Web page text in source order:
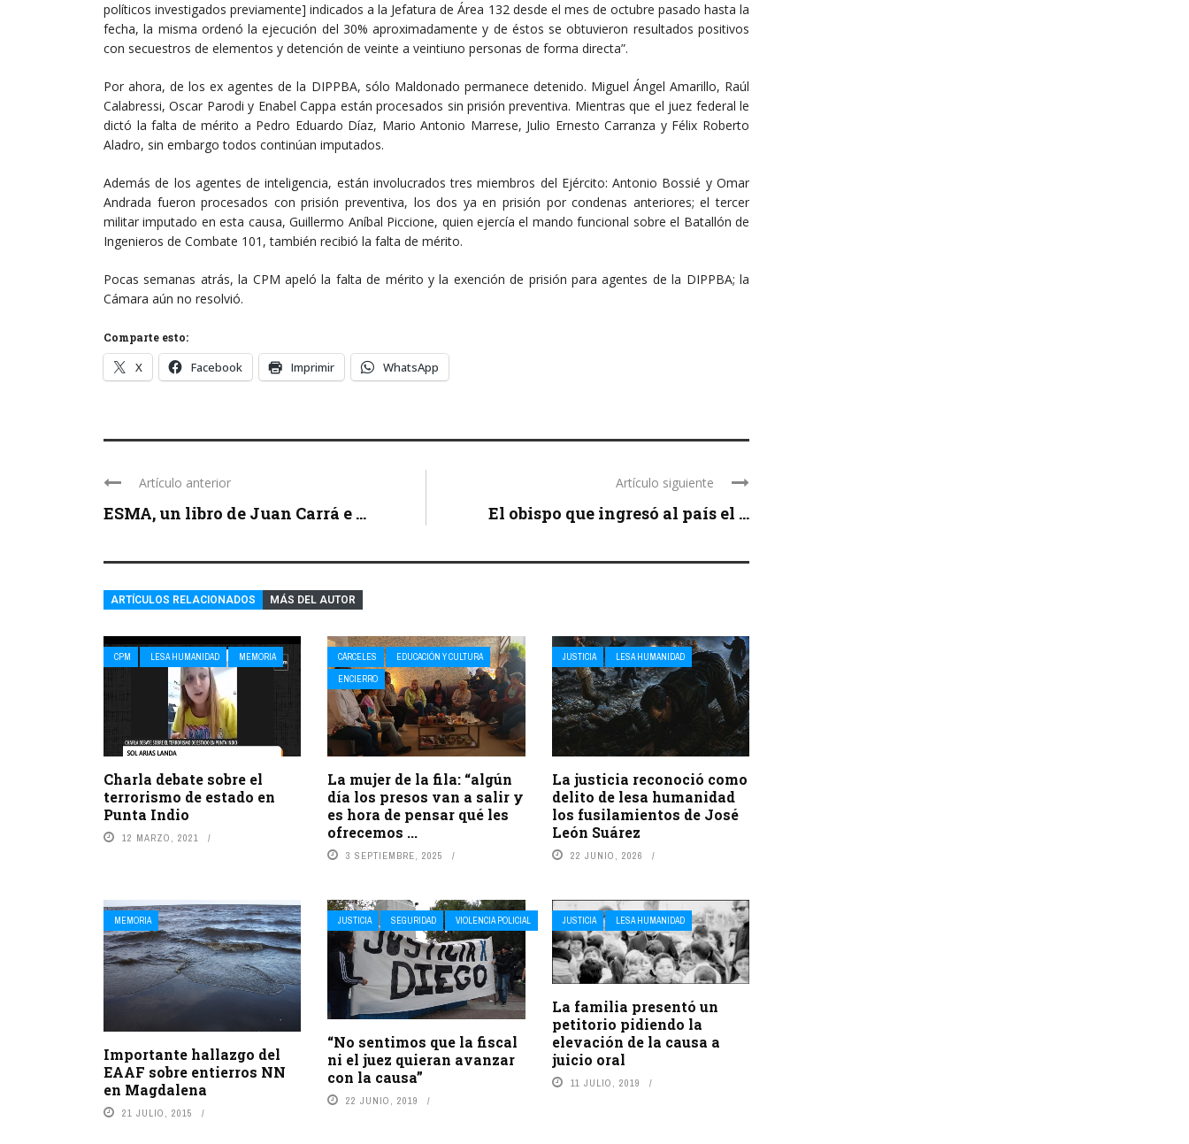
políticos investigados previamente] indicados a la Jefatura de Área 132 desde el mes de octubre pasado hasta la
fecha, la misma ordenó la ejecución del 30% aproximadamente y de éstos se obtuvieron resultados positivos
con secuestros de elementos y detención de veinte a veintiuno personas de forma directa”.
Por ahora, de los ex agentes de la DIPPBA, sólo Maldonado permanece detenido. Miguel Ángel Amarillo, Raúl
Calabressi, Oscar Parodi y Enabel Cappa están procesados sin prisión preventiva. Mientras que el juez federal le
dictó la falta de mérito a Pedro Eduardo Díaz, Mario Antonio Marrese, Julio Ernesto Carranza y Félix Roberto
Aladro, sin embargo todos continúan imputados.
Además de los agentes de inteligencia, están involucrados tres miembros del Ejército: Antonio Bossié y Omar
Andrada fueron procesados con prisión preventiva, los dos ya en prisión por condenas anteriores; el tercer
militar imputado en esta causa, Guillermo Aníbal Piccione, quien ejercía el mando funcional sobre el Batallón de
Ingenieros de Combate 101, también recibió la falta de mérito.
Pocas semanas atrás, la CPM apeló la falta de mérito y la exención de prisión para agentes de la DIPPBA; la
Cámara aún no resolvió.
Comparte esto:
X Facebook Imprimir WhatsApp
Artículo anterior
ESMA, un libro de Juan Carrá e ...
Artículo siguiente
El obispo que ingresó al país el ...
ARTÍCULOS RELACIONADOS MÁS DEL AUTOR
CPM LESA HUMANIDAD MEMORIA
Charla debate sobre el
terrorismo de estado en
Punta Indio
12 MARZO, 2021
CÁRCELES
EDUCACIÓN Y CULTURA
ENCIERRO
La mujer de la fila: “algún
día los presos van a salir y
es hora de pensar qué les
ofrecemos ...
3 SEPTIEMBRE, 2025
JUSTICIA LESA HUMANIDAD
La justicia reconoció como
delito de lesa humanidad
los fusilamientos de José
León Suárez
22 JUNIO, 2026
MEMORIA
Importante hallazgo del
EAAF sobre entierros NN
en Magdalena
21 JULIO, 2015
JUSTICIA SEGURIDAD VIOLENCIA POLICIAL
“No sentimos que la fiscal
ni el juez quieran avanzar
con la causa”
22 JUNIO, 2019
JUSTICIA LESA HUMANIDAD
La familia presentó un
petitorio pidiendo la
elevación de la causa a
juicio oral
11 JULIO, 2019